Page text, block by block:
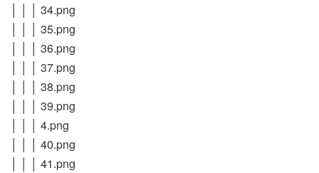
│ │ │ 34.png
│ │ │ 35.png
│ │ │ 36.png
│ │ │ 37.png
│ │ │ 38.png
│ │ │ 39.png
│ │ │ 4.png
│ │ │ 40.png
│ │ │ 41.png